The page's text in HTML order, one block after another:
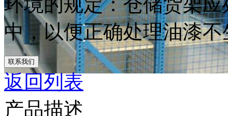
中，以便正确处理油漆
联系我们
返回列表
产品描述